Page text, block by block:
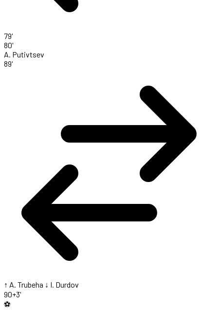
79'
80'
A. Putivtsev
89'
↑ A. Trubeha ↓ I. Durdov
90+3'
⚽